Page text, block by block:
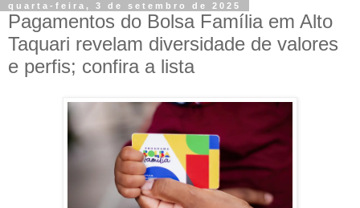
quarta-feira, 3 de setembro de 2025
Pagamentos do Bolsa Família em Alto
Taquari revelam diversidade de valores
e perfis; confira a lista